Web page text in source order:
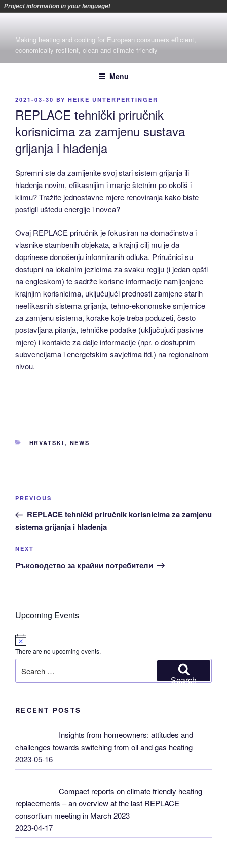
contentMaking heating and cooling for European consumers efficient,
economically resilient, clean and climate-friendly
Menu
POSTED
2021-03-30 BY HEIKE UNTERPERTINGER
REPLACE tehnički priručnik
korisnicima za zamjenu sustava
grijanja i hlađenja
Spremni ste da zamijenite svoj stari sistem grijanja ili
hlađenja novim, efikasnijim i manje štetnim po okoliš i
klimu? Tražite jednostavne mjere renoviranja kako biste
postigli uštedu energije i novca?
Ovaj REPLACE priručnik je fokusiran na domaćinstva i
vlasnike stambenih objekata, a krajnji cilj mu je da
doprinese donošenju informiranih odluka. Priručnici su
dostupni na lokalnim jezicima za svaku regiju (i jedan opšti
na engleskom) te sadrže korisne informacije namijenjene
krajnjim korisnicima, uključujući prednosti zamjene starih
neefikasnih sistema grijanja, tehno-ekonomske smjernice
za zamjenu sistema, korake koje treba poduzeti, često
postavljana pitanja, tehničke podatke (uključujući pasivne
mjere) i kontakte za dalje informacije (npr. o dostupnim
subvencijama i energetskim savjetima itd.) na regionalnom
nivou.
CATEGORIES
HRVATSKI , NEWS
Post
Previous
Post
PREVIOUS
REPLACE tehnički priručnik korisnicima za zamjenu
sistema grijanja i hlađenja
Next
Post
NEXT
Ръководство за крайни потребители
Upcoming Events
t
i
c
There are no upcoming events.
for:
Search
RECENT POSTS
Insights from homeowners: attitudes and
challenges towards switching from oil and gas heating
2023-05-16
Compact reports on climate friendly heating
replacements – an overview at the last REPLACE
consortium meeting in March 2023
2023-04-17
Project information in your language!